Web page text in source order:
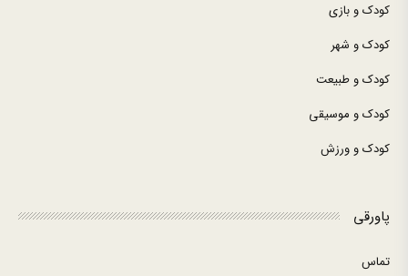
کودک و بازی
کودک و شهر
کودک و طبیعت
کودک و موسیقی
کودک و ورزش
پاورقی
تماس